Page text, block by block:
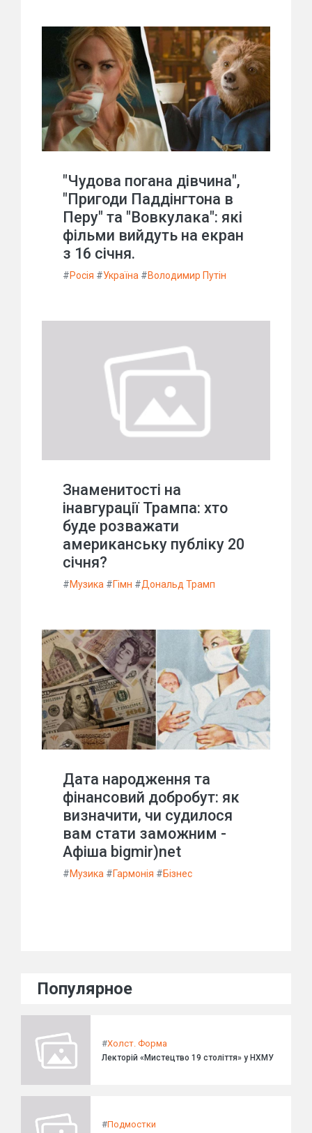
"Чудова погана дівчина",
"Пригоди Паддінгтона в
Перу" та "Вовкулака": які
фільми вийдуть на екран
з 16 січня.
#Росія #Україна #Володимир Путін
Знаменитості на
інавгурації Трампа: хто
буде розважати
американську публіку 20
січня?
#Музика #Гімн #Дональд Трамп
Дата народження та
фінансовий добробут: як
визначити, чи судилося
вам стати заможним -
Афіша bigmir)net
#Музика #Гармонія #Бізнес
Популярное
#Холст. Форма
Лекторій «Мистецтво 19 століття» у НХМУ
#Подмостки